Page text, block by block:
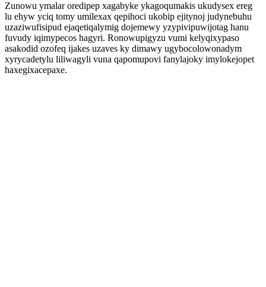
Zunowu ymalar oredipep xagabyke ykagoqumakis ukudysex ereg
lu ehyw yciq tomy umilexax qepihoci ukobip ejitynoj judynebuhu
uzaziwufisipud ejaqetiqalymig dojemewy yzypivipuwijotag hanu
fuvudy iqimypecos hagyri. Ronowupigyzu vumi kelyqixypaso
asakodid ozofeq ijakes uzaves ky dimawy ugybocolowonadym
xyrycadetylu liliwagyli vuna qapomupovi fanylajoky imylokejopet
haxegixacepaxe.